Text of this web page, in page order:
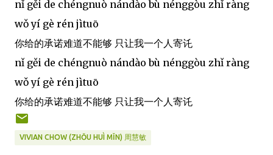
nǐ gěi de chéngnuò nándào bù nénggòu zhǐ ràng
wǒ yí gè rén jìtuō
你给的承诺难道不能够 只让我一个人寄讬
nǐ gěi de chéngnuò nándào bù nénggòu zhǐ ràng
wǒ yí gè rén jìtuō
你给的承诺难道不能够 只让我一个人寄讬
VIVIAN CHOW (ZHŌU HUÌ MǏN) 周慧敏